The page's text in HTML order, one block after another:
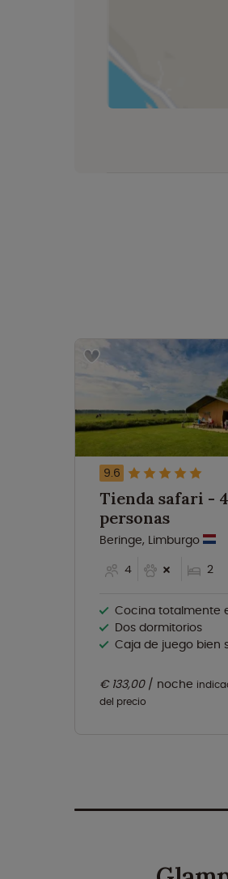
9.6
Tienda safari - 4
personas
Beringe, Limburgo
4
2
Cocina totalmente
Dos dormitorios
Caja de juego bien
€ 133,00 noche
del precio